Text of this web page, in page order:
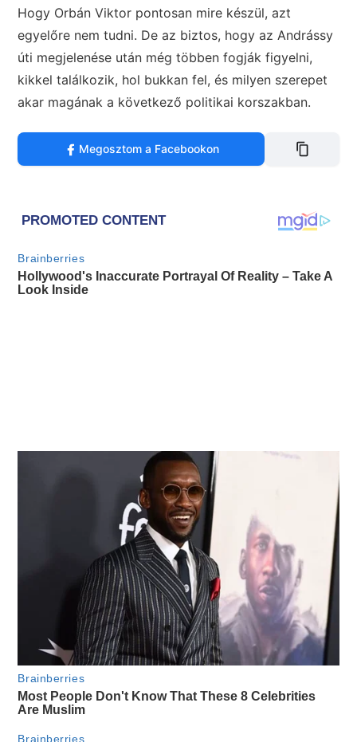
Hogy Orbán Viktor pontosan mire készül, azt
egyelőre nem tudni. De az biztos, hogy az Andrássy
úti megjelenése után még többen fogják figyelni,
kikkel találkozik, hol bukkan fel, és milyen szerepet
akar magának a következő politikai korszakban.
Megosztom a Facebookon